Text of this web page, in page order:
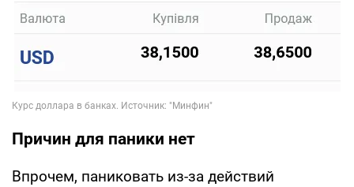
Причин для паники нет
Впрочем, паниковать из-за действий